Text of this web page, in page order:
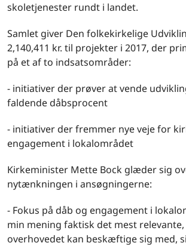
skoletjenester rundt i landet.
Samlet giver Den folkekirkelige
2,140,411 kr. til projekter i 2017, der
på et af to indsatsområder:
- initiativer der prøver at vende
faldende dåbsprocent
- initiativer der fremmer nye veje for
engagement i lokalområdet
Kirkeminister Mette Bock glæder sig
nytænkningen i ansøgningerne:
- Fokus på dåb og engagement i
min mening faktisk det mest
overhovedet kan beskæftige sig med,